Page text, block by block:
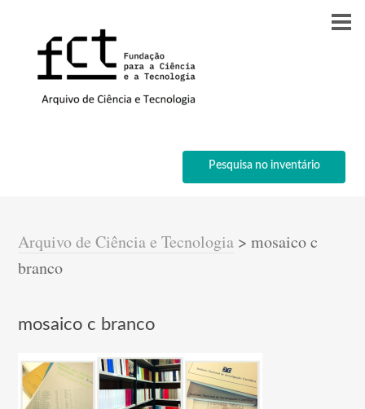
Pesquisa no inventário
Arquivo de Ciência e Tecnologia >mosaico c
branco
mosaico c branco